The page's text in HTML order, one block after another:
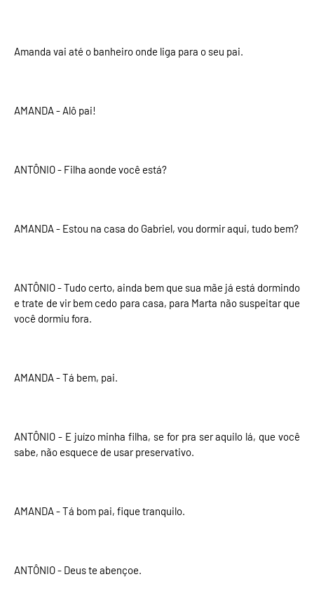
Amanda vai até o banheiro onde liga para o seu pai.
AMANDA - Alô pai!
ANTÔNIO - Filha aonde você está?
AMANDA - Estou na casa do Gabriel, vou dormir aqui, tudo bem?
ANTÔNIO - Tudo certo, ainda bem que sua mãe já está dormindo
e trate de vir bem cedo para casa, para Marta não suspeitar que
você dormiu fora.
AMANDA - Tá bem, pai.
ANTÔNIO - E juízo minha filha, se for pra ser aquilo lá, que você
sabe, não esquece de usar preservativo.
AMANDA - Tá bom pai, fique tranquilo.
ANTÔNIO - Deus te abençoe.